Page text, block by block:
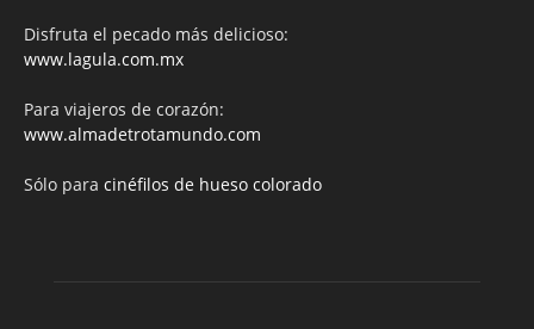
Disfruta el pecado más delicioso:
www.lagula.com.mx
Para viajeros de corazón:
www.almadetrotamundo.com
Sólo para cinéfilos de hueso colorado